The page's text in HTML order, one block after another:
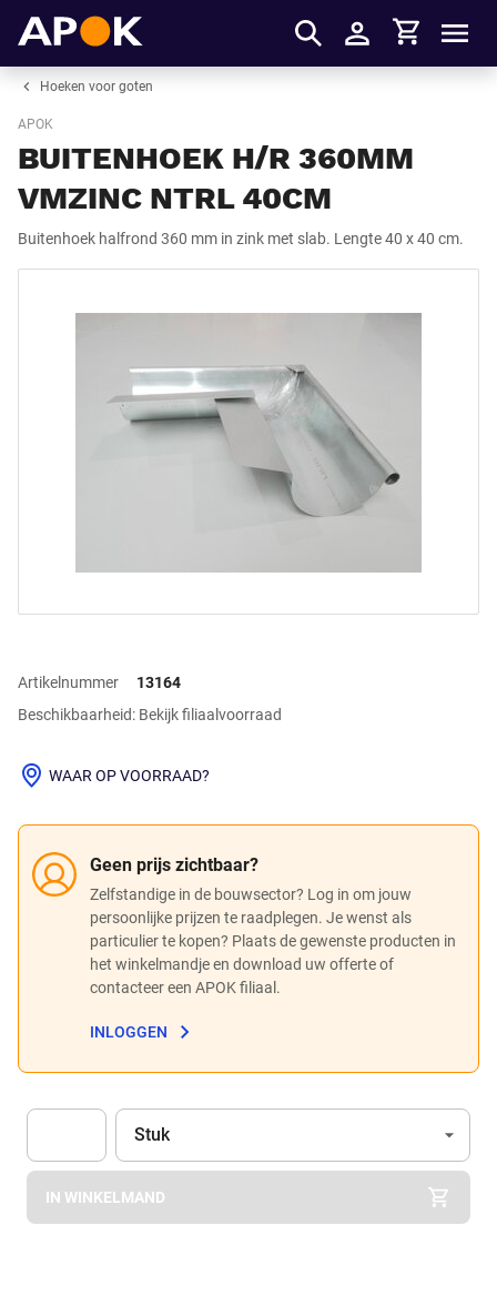
Inloggen
Winkelmandje
Hoeken voor goten
APOK
BUITENHOEK H/R 360MM
VMZINC NTRL 40CM
Buitenhoek halfrond 360 mm in zink met slab. Lengte 40 x 40 cm.
Artikelnummer
13164
Beschikbaarheid: Bekijk filiaalvoorraad
Geen prijs zichtbaar?
Zelfstandige in de bouwsector? Log in om jouw
persoonlijke prijzen te raadplegen. Je wenst als
particulier te kopen? Plaats de gewenste producten in
het winkelmandje en download uw offerte of
contacteer een APOK filiaal.
INLOGGEN
WAAR OP VOORRAAD?
Apok.Product.Detail.AddToCart.Quantity (Optioneel)
Eenheid
Stuk
IN WINKELMAND